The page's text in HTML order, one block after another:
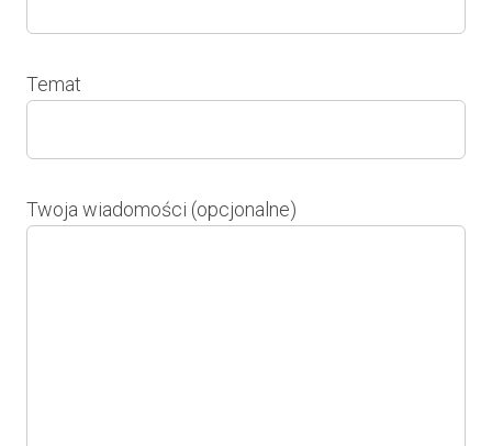
Temat
Twoja wiadomości (opcjonalne)